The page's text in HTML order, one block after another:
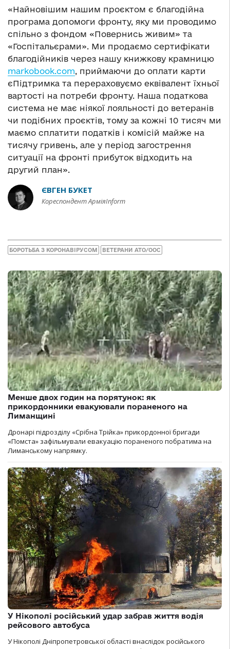
«Найновішим нашим проєктом є благодійна
програма допомоги фронту, яку ми проводимо
спільно з фондом «Повернись живим» та
«Госпітальєрами». Ми продаємо сертифікати
благодійників через нашу книжкову крамницю
markobook.com, приймаючи до оплати карти
єПідтримка та перераховуємо еквівалент їхньої
вартості на потреби фронту. Наша податкова
система не має ніякої лояльності до ветеранів
чи подібних проєктів, тому за кожні 10 тисяч ми
маємо сплатити податків і комісій майже на
тисячу гривень, але у період загострення
ситуації на фронті прибуток відходить на
другий план».
ЄВГЕН БУКЕТ
Кореспондент АрміяInform
БОРОТЬБА З КОРОНАВІРУСОМ ВЕТЕРАНИ АТО/ООС
Менше двох годин на порятунок: як
прикордонники евакуювали пораненого на
Лиманщині
Дронарі підрозділу «Срібна Трійка» прикордонної бригади
«Помста» зафільмували евакуацію пораненого побратима на
Лиманському напрямку.
У Нікополі російський удар забрав життя водія
рейсового автобуса
У Нікополі Дніпропетровської області внаслідок російського